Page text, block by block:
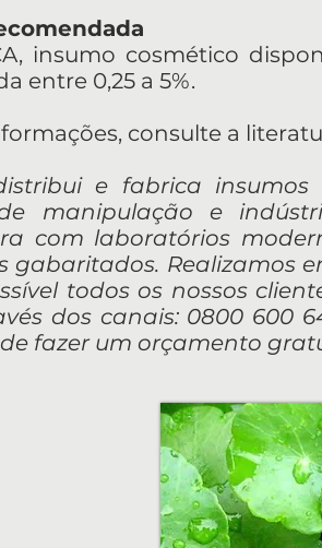
insumo cosmético
entre 0,25 a 5%.
consulte a
e fabrica insumos
manipulação e
com laboratórios
gabaritados. Realizamos
todos os nossos
dos canais: 0800 600
fazer um orçamento